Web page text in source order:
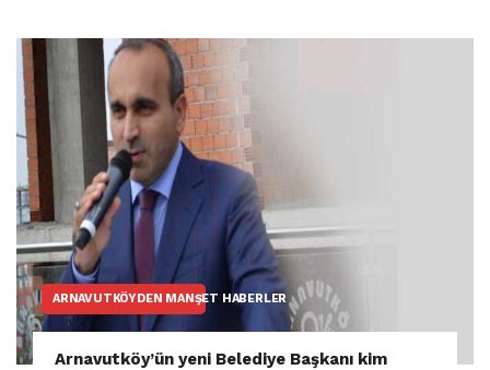
ARNAVUTKÖYDEN MANŞET HABERLER
Arnavutköy’ün yeni Belediye Başkanı kim